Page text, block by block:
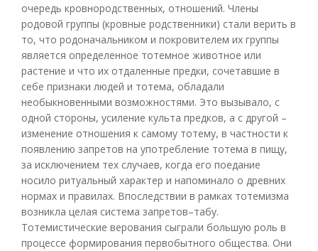
очередь кровнородственных, отношений. Члены
родовой группы (кровные родственники) стали верить в
то, что родоначальником и покровителем их группы
является определенное тотемное животное или
растение и что их отдаленные предки, сочетавшие в
себе признаки людей и тотема, обладали
необыкновенными возможностями. Это вызывало, с
одной стороны, усиление культа предков, а с другой –
изменение отношения к самому тотему, в частности к
появлению запретов на употребление тотема в пищу,
за исключением тех случаев, когда его поедание
носило ритуальный характер и напоминало о древних
нормах и правилах. Впоследствии в рамках тотемизма
возникла целая система запретов–табу.
Тотемистические верования сыграли большую роль в
процессе формирования первобытного общества. Они